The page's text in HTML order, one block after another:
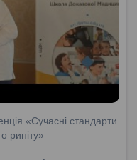
«Сучасні стандарти
риніту»